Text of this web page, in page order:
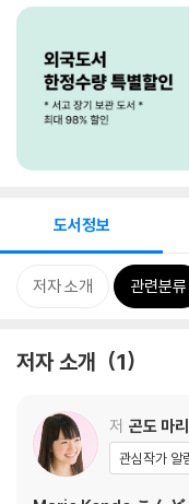
도서정보
저자 소개 관련분류
저자 소개 1
저 곤도 마
관심작가 알